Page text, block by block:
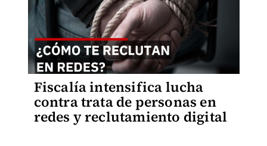
Fiscalía intensifica lucha
contra trata de personas en
redes y reclutamiento digital